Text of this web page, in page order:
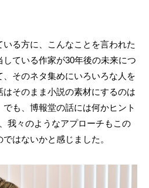
る方に、こんなことを言われた
ている作家が30年後の未来につ
そのネタ集めにいろいろな人を
そのまま小説の素材にするのは
も、博報堂の話には何かヒント
我々のようなアプローチもこの
はないかと感じました。